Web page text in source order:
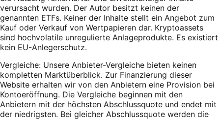
verursacht wurden. Der Autor besitzt keinen der
genannten ETFs. Keiner der Inhalte stellt ein Angebot zum
Kauf oder Verkauf von Wertpapieren dar. Kryptoassets
sind hochvolatile unregulierte Anlageprodukte. Es existiert
kein EU-Anlegerschutz.
Vergleiche: Unsere Anbieter-Vergleiche bieten keinen
kompletten Marktüberblick. Zur Finanzierung dieser
Website erhalten wir von den Anbietern eine Provision bei
Kontoeröffnung. Die Vergleiche beginnen mit den
Anbietern mit der höchsten Abschlussquote und endet mit
der niedrigsten. Bei gleicher Abschlussquote werden die